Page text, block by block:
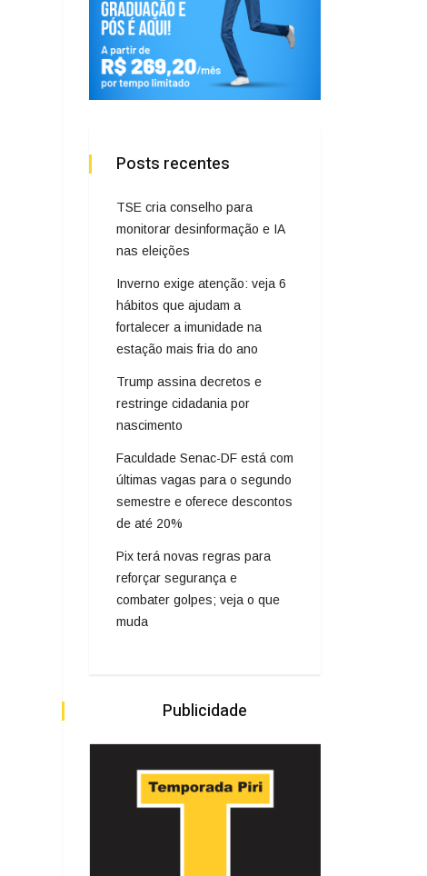
Posts recentes
TSE cria conselho para
monitorar desinformação e IA
nas eleições
Inverno exige atenção: veja 6
hábitos que ajudam a
fortalecer a imunidade na
estação mais fria do ano
Trump assina decretos e
restringe cidadania por
nascimento
Faculdade Senac-DF está com
últimas vagas para o segundo
semestre e oferece descontos
de até 20%
Pix terá novas regras para
reforçar segurança e
combater golpes; veja o que
muda
Publicidade